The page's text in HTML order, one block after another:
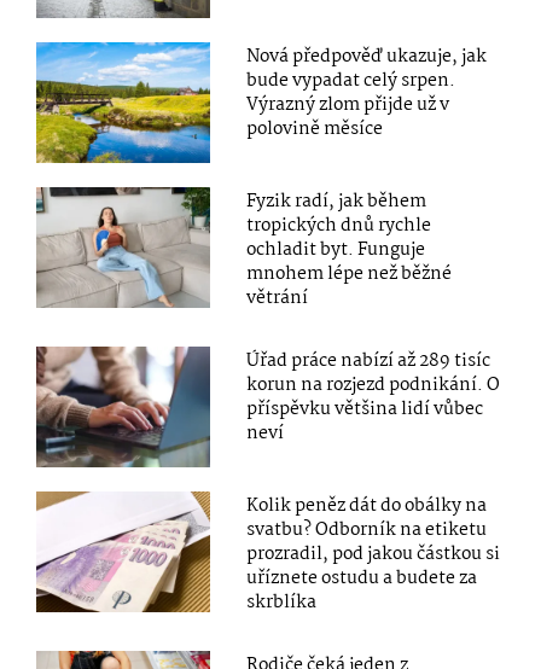
Nová předpověď ukazuje, jak
bude vypadat celý srpen.
Výrazný zlom přijde už v
polovině měsíce
Fyzik radí, jak během
tropických dnů rychle
ochladit byt. Funguje
mnohem lépe než běžné
větrání
Úřad práce nabízí až 289 tisíc
korun na rozjezd podnikání. O
příspěvku většina lidí vůbec
neví
Kolik peněz dát do obálky na
svatbu? Odborník na etiketu
prozradil, pod jakou částkou si
uříznete ostudu a budete za
skrblíka